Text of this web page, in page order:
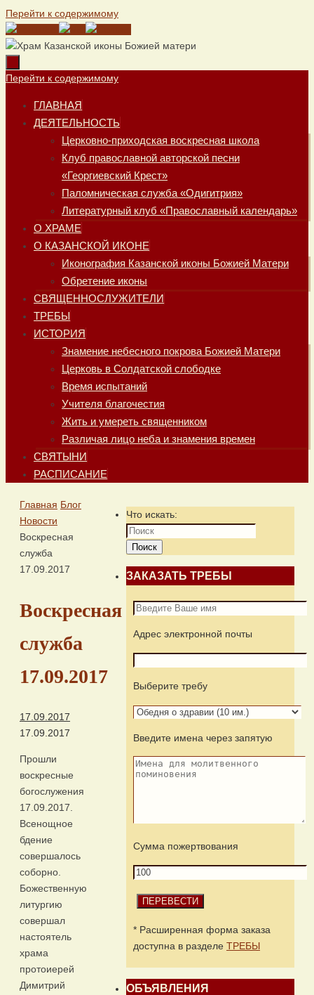
Перейти к содержимому
Перейти к содержимому
ГЛАВНАЯ
ДЕЯТЕЛЬНОСТЬ
Церковно-приходская воскресная школа
Клуб православной авторской песни
«Георгиевский Крест»
Паломническая служба «Одигитрия»
Литературный клуб «Православный календарь»
О ХРАМЕ
О КАЗАНСКОЙ ИКОНЕ
Иконография Казанской иконы Божией Матери
Обретение иконы
СВЯЩЕННОСЛУЖИТЕЛИ
ТРЕБЫ
ИСТОРИЯ
Знамение небесного покрова Божией Матери
Церковь в Солдатской слободке
Время испытаний
Учителя благочестия
Жить и умереть священником
Различая лицо неба и знамения времен
СВЯТЫНИ
РАСПИСАНИЕ
Главная Блог
Новости
Воскресная
служба
17.09.2017
Воскресная
служба
17.09.2017
17.09.2017
17.09.2017
Прошли
воскресные
богослужения
17.09.2017.
Всенощное
бдение
совершалось
соборно.
Божественную
литургию
совершал
настоятель
храма
протоиерей
Димитрий
Что искать:
Поиск
ЗАКАЗАТЬ ТРЕБЫ
Адрес электронной почты
Выберите требу
Введите имена через запятую
Сумма пожертвования
* Расширенная форма заказа
доступна в разделе ТРЕБЫ
ОБЪЯВЛЕНИЯ